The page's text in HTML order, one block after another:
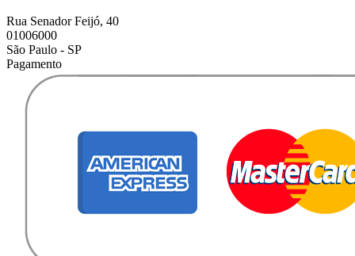
Rua Senador Feijó, 40
01006000
São Paulo - SP
Pagamento